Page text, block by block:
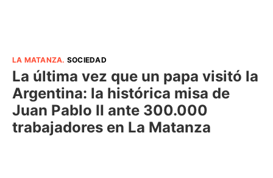
LA MATANZA. SOCIEDAD
La última vez que un papa visitó la
Argentina: la histórica misa de
Juan Pablo II ante 300.000
trabajadores en La Matanza